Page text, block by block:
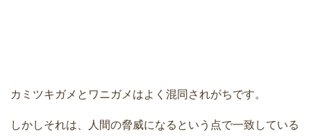
カミツキガメとワニガメはよく混同されがちです。
しかしそれは、人間の脅威になるという点で一致している